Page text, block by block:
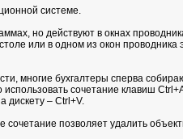
системе.
но действуют в окнах
или в одном из окон
многие бухгалтеры сперва
сочетание клавиш
дискету – Ctrl+V.
позволяет удалить